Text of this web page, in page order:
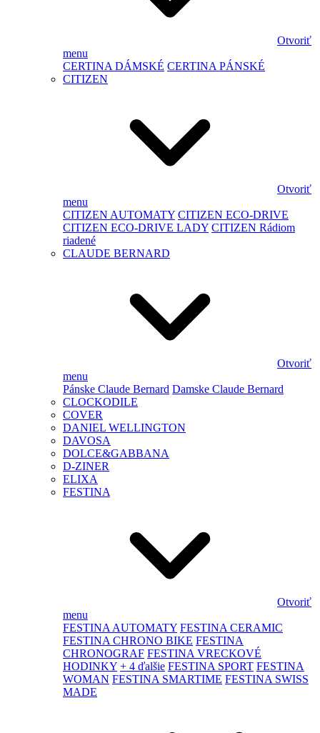
Otvoriť
menu
CERTINA DÁMSKÉ CERTINA PÁNSKÉ
CITIZEN
Otvoriť
menu
CITIZEN AUTOMATY CITIZEN ECO-DRIVE
CITIZEN ECO-DRIVE LADY CITIZEN Rádiom
riadené
CLAUDE BERNARD
Otvoriť
menu
Pánske Claude Bernard Damske Claude Bernard
CLOCKODILE
COVER
DANIEL WELLINGTON
DAVOSA
DOLCE&GABBANA
D-ZINER
ELIXA
FESTINA
Otvoriť
menu
FESTINA AUTOMATY FESTINA CERAMIC
FESTINA CHRONO BIKE FESTINA
CHRONOGRAF FESTINA VRECKOVÉ
HODINKY + 4 ďalšie FESTINA SPORT FESTINA
WOMAN FESTINA SMARTIME FESTINA SWISS
MADE